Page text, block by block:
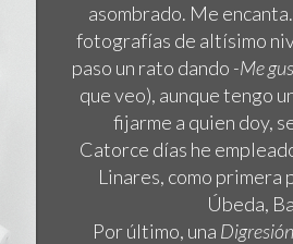
asombrado. Me
fotografías de altísimo
paso un rato dando -Me
que veo), aunque tengo
fijarme a quien doy,
Catorce días he
Linares, como primera
Úbeda,
Por último, una